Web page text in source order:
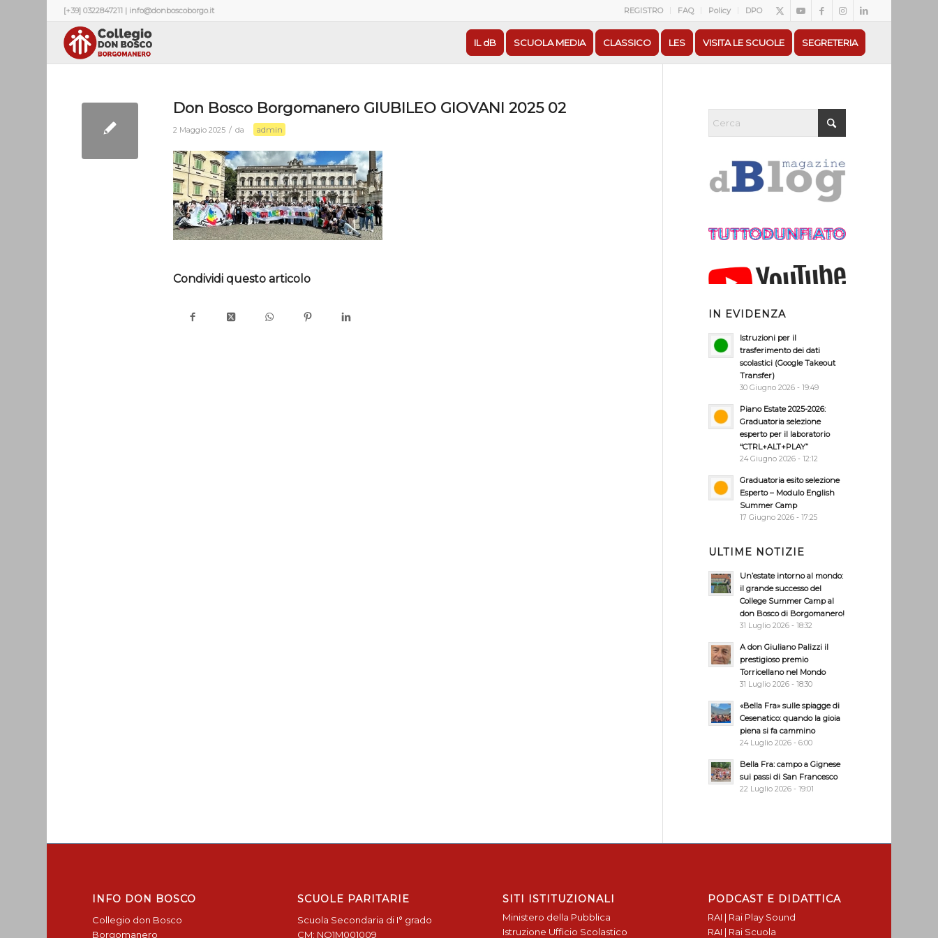
REGISTRO FAQ Policy DPO
[+39] 0322847211 | info@donboscoborgo.it
IL dB SCUOLA MEDIA CLASSICO LES VISITA LE SCUOLE SEGRETERIA
Don Bosco Borgomanero GIUBILEO GIOVANI 2025 02
2 Maggio 2025 / da admin
Condividi questo articolo
IN EVIDENZA
Istruzioni per il
trasferimento dei dati
scolastici (Google Takeout
Transfer)
30 Giugno 2026 - 19:49
Piano Estate 2025-2026:
Graduatoria selezione
esperto per il laboratorio
“CTRL+ALT+PLAY”
24 Giugno 2026 - 12:12
Graduatoria esito selezione
Esperto – Modulo English
Summer Camp
17 Giugno 2026 - 17:25
ULTIME NOTIZIE
Un’estate intorno al mondo:
il grande successo del
College Summer Camp al
don Bosco di Borgomanero!
31 Luglio 2026 - 18:32
A don Giuliano Palizzi il
prestigioso premio
Torricellano nel Mondo
31 Luglio 2026 - 18:30
«Bella Fra» sulle spiagge di
Cesenatico: quando la gioia
piena si fa cammino
24 Luglio 2026 - 6:00
Bella Fra: campo a Gignese
sui passi di San Francesco
22 Luglio 2026 - 19:01
INFO DON BOSCO
Collegio don Bosco
Borgomanero
SCUOLE PARITARIE
Scuola Secondaria di I° grado
CM: NO1M001009
SITI ISTITUZIONALI
Ministero della Pubblica
Istruzione Ufficio Scolastico
PODCAST E DIDATTICA
RAI | Rai Play Sound
RAI | Rai Scuola